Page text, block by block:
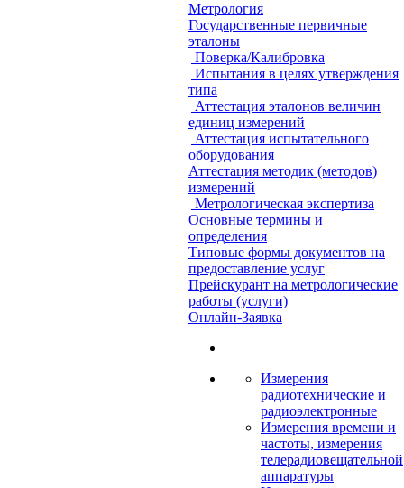
Метрология
Государственные первичные
эталоны
Поверка/Калибровка
Испытания в целях утверждения
типа
Аттестация эталонов величин
единиц измерений
Аттестация испытательного
оборудования
Аттестация методик (методов)
измерений
Метрологическая экспертиза
Основные термины и
определения
Типовые формы документов на
предоставление услуг
Прейскурант на метрологические
работы (услуги)
Онлайн-Заявка
Измерения
радиотехнические и
радиоэлектронные
Измерения времени и
частоты, измерения
телерадиовещательной
аппаратуры